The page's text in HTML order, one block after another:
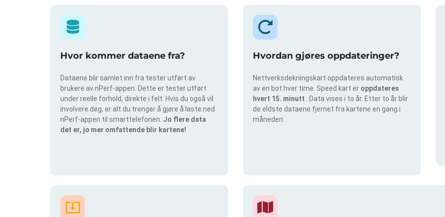
Hvor kommer dataene fra?
Dataene blir samlet inn fra tester utført av
brukere av nPerf-appen. Dette er tester utført
under reelle forhold, direkte i felt. Hvis du også vil
involvere deg, er alt du trenger å gjøre å laste ned
nPerf-appen til smarttelefonen. Jo flere data
det er, jo mer omfattende blir kartene!
Hvordan gjøres oppdateringer?
Nettverksdekningskart oppdateres automatisk
av en bot hver time. Speed kart er oppdateres
hvert 15. minutt . Data vises i to år. Etter to år blir
de eldste dataene fjernet fra kartene en gang i
måneden.